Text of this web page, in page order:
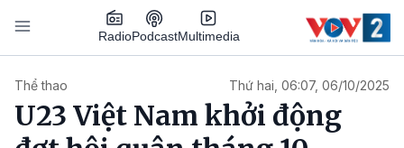
Nhảy đến nội dung
RadioPodcastMultimedia
Thể thao Thứ hai, 06:07, 06/10/2025
U23 Việt Nam khởi động